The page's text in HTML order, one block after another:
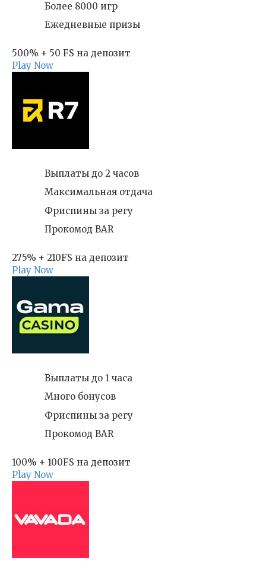
Более 8000 игр
Ежедневные призы
500% + 50 FS на депозит
Play Now
Выплаты до 2 часов
Максимальная отдача
Фриспины за регу
Прокомод BAR
275% + 210FS на депозит
Play Now
Выплаты до 1 часа
Много бонусов
Фриспины за регу
Прокомод BAR
100% + 100FS на депозит
Play Now